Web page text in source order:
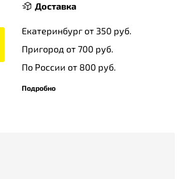
Доставка
Екатеринбург от 350 руб.
Пригород от 700 руб.
По России от 800 руб.
Подробно